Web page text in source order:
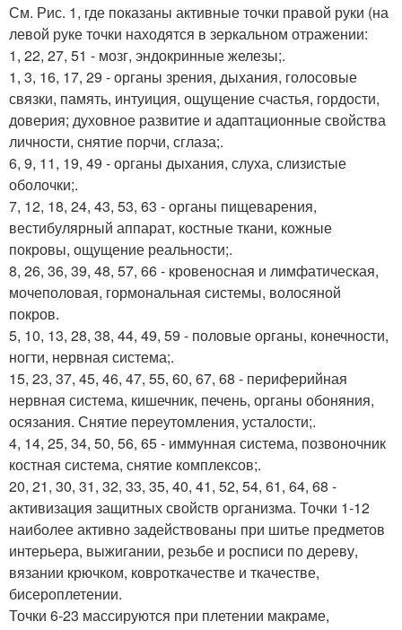
См. Рис. 1, где показаны активные точки правой руки (на
левой руке точки находятся в зеркальном отражении:
1, 22, 27, 51 - мозг, эндокринные железы;.
1, 3, 16, 17, 29 - органы зрения, дыхания, голосовые
связки, память, интуиция, ощущение счастья, гордости,
доверия; духовное развитие и адаптационные свойства
личности, снятие порчи, сглаза;.
6, 9, 11, 19, 49 - органы дыхания, слуха, слизистые
оболочки;.
7, 12, 18, 24, 43, 53, 63 - органы пищеварения,
вестибулярный аппарат, костные ткани, кожные
покровы, ощущение реальности;.
8, 26, 36, 39, 48, 57, 66 - кровеносная и лимфатическая,
мочеполовая, гормональная системы, волосяной
покров.
5, 10, 13, 28, 38, 44, 49, 59 - половые органы, конечности,
ногти, нервная система;.
15, 23, 37, 45, 46, 47, 55, 60, 67, 68 - периферийная
нервная система, кишечник, печень, органы обоняния,
осязания. Снятие переутомления, усталости;.
4, 14, 25, 34, 50, 56, 65 - иммунная система, позвоночник
костная система, снятие комплексов;.
20, 21, 30, 31, 32, 33, 35, 40, 41, 52, 54, 61, 64, 68 -
активизация защитных свойств организма. Точки 1-12
наиболее активно задействованы при шитье предметов
интерьера, выжигании, резьбе и росписи по дереву,
вязании крючком, ковроткачестве и ткачестве,
бисероплетении.
Точки 6-23 массируются при плетении макраме,